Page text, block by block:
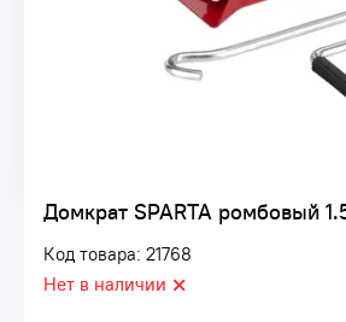
Домкрат SPARTA ромбовый
Код товара: 21768
Нет в наличии